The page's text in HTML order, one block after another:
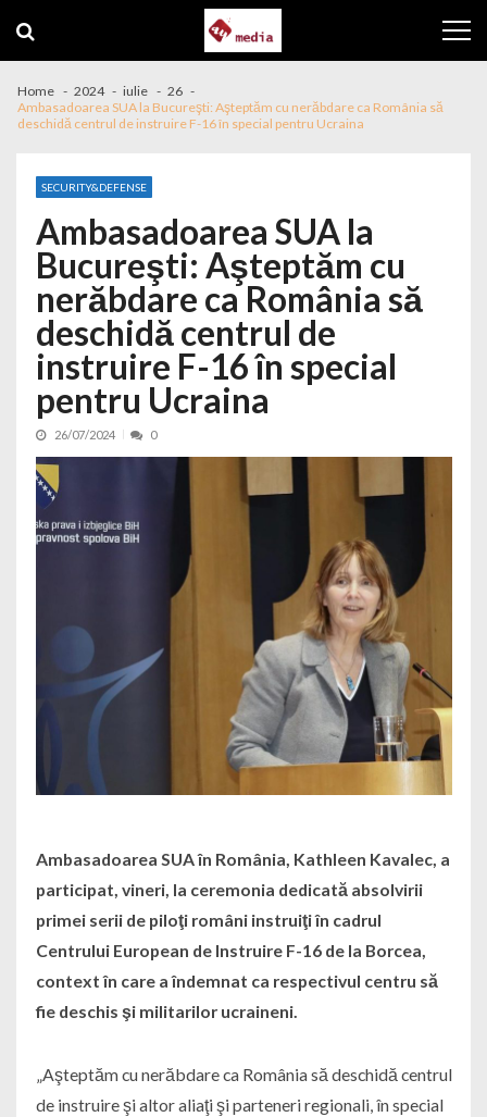
Home 2024 iulie
26
Ambasadoarea SUA la Bucureşti: Aşteptăm cu nerăbdare ca România să
deschidă centrul de instruire F-16 în special pentru Ucraina
SECURITY&DEFENSE
Ambasadoarea SUA la
Bucureşti: Aşteptăm cu
nerăbdare ca România să
deschidă centrul de
instruire F-16 în special
pentru Ucraina
26/07/2024 0
Ambasadoarea SUA în România, Kathleen Kavalec, a
participat, vineri, la ceremonia dedicată absolvirii
primei serii de piloţi români instruiţi în cadrul
Centrului European de Instruire F-16 de la Borcea,
context în care a îndemnat ca respectivul centru să
fie deschis şi militarilor ucraineni.
„Aşteptăm cu nerăbdare ca România să deschidă centrul
de instruire şi altor aliaţi şi parteneri regionali, în special